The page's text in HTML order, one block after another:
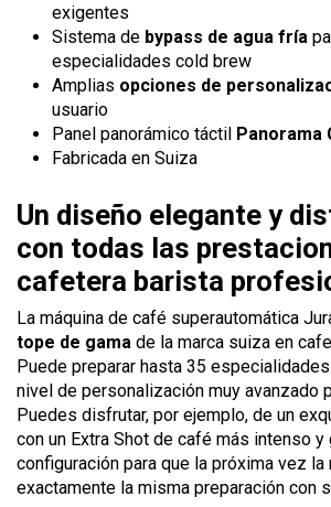
exigentes
Sistema de bypass de agua fría
especialidades cold brew
Amplias opciones de
usuario
Panel panorámico táctil Panorama
Fabricada en Suiza
Un diseño elegante y
con todas las
cafetera barista
La máquina de café superautomática
tope de gama de la marca suiza en
Puede preparar hasta 35
nivel de personalización muy avanzado
Puedes disfrutar, por ejemplo, de un
con un Extra Shot de café más intenso y
configuración para que la próxima vez la
exactamente la misma preparación con